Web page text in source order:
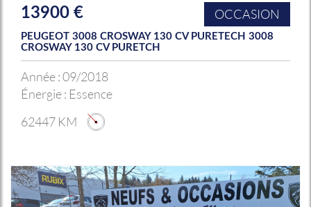
13900 € OCCASION
PEUGEOT 3008 CROSWAY 130 CV PURETECH 3008
CROSWAY 130 CV PURETCH
Année :09/2018
Énergie : Essence
62447 KM